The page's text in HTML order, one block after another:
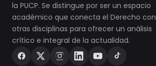
la PUCP. Se distingue por ser un espacio
académico que conecta el Derecho con
otras disciplinas para ofrecer un análisis
crítico e integral de la actualidad.